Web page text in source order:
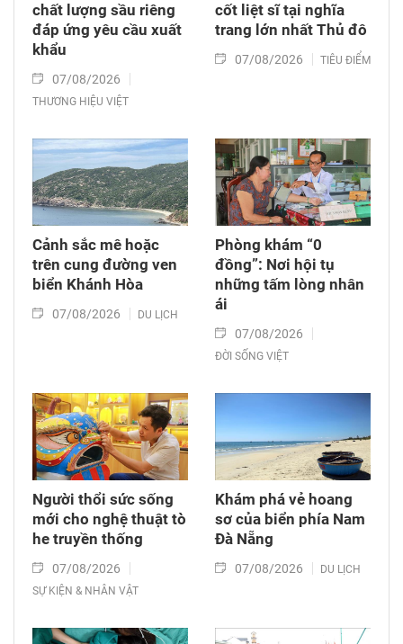
chất lượng sầu riêng
đáp ứng yêu cầu xuất
khẩu
07/08/2026
THƯƠNG HIỆU VIỆT
cốt liệt sĩ tại nghĩa
trang lớn nhất Thủ đô
07/08/2026 TIÊU ĐIỂM
Cảnh sắc mê hoặc
trên cung đường ven
biển Khánh Hòa
07/08/2026 DU LỊCH
Phòng khám “0
đồng”: Nơi hội tụ
những tấm lòng nhân
ái
07/08/2026
ĐỜI SỐNG VIỆT
Người thổi sức sống
mới cho nghệ thuật tò
he truyền thống
07/08/2026
SỰ KIỆN & NHÂN VẬT
Khám phá vẻ hoang
sơ của biển phía Nam
Đà Nẵng
07/08/2026 DU LỊCH